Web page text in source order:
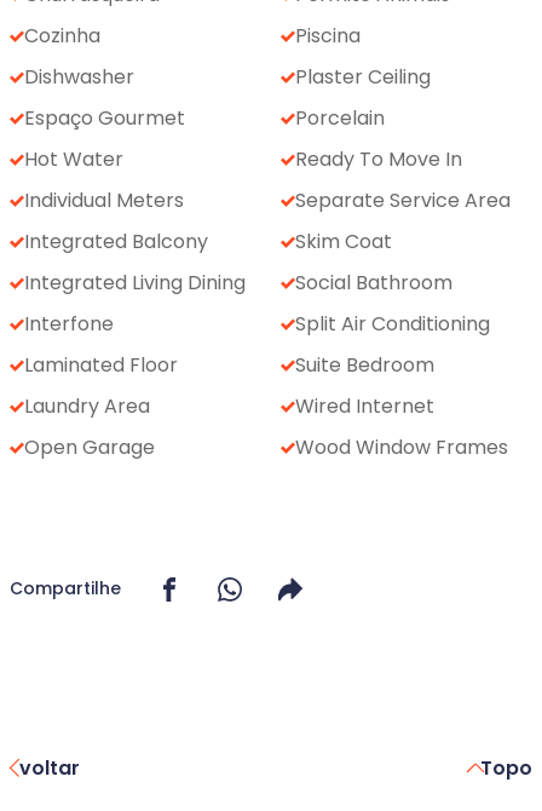
Cozinha
Dishwasher
Espaço Gourmet
Hot Water
Individual Meters
Integrated Balcony
Integrated Living Dining
Interfone
Laminated Floor
Laundry Area
Open Garage
Piscina
Plaster Ceiling
Porcelain
Ready To Move In
Separate Service Area
Skim Coat
Social Bathroom
Split Air Conditioning
Suite Bedroom
Wired Internet
Wood Window Frames
Compartilhe
voltar Topo